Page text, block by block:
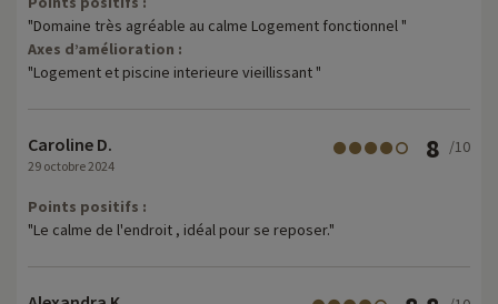
"Domaine très agréable au calme Logement fonctionnel "
Axes d’amélioration :
"Logement et piscine interieure vieillissant "
Caroline D.
29 octobre 2024
8 /10
Points positifs :
"Le calme de l'endroit , idéal pour se reposer."